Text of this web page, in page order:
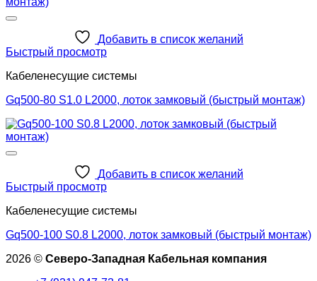
Добавить в список желаний
Быстрый просмотр
Кабеленесущие системы
Gq500-80 S1.0 L2000, лоток замковый (быстрый монтаж)
Добавить в список желаний
Быстрый просмотр
Кабеленесущие системы
Gq500-100 S0.8 L2000, лоток замковый (быстрый монтаж)
2026 © Северо-Западная Кабельная компания